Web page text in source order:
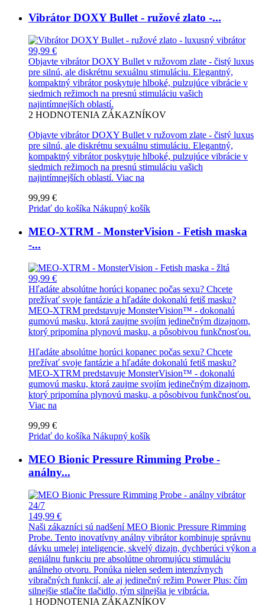
Vibrátor DOXY Bullet - ružové zlato -...
99,99 €
Objavte vibrátor DOXY Bullet v ružovom zlate - čistý luxus
pre silnú, ale diskrétnu sexuálnu stimuláciu. Elegantný,
kompaktný vibrátor poskytuje hlboké, pulzujúce vibrácie v
siedmich režimoch na presnú stimuláciu vašich
najintímnejších oblastí.
2 HODNOTENIA ZÁKAZNÍKOV
Objavte vibrátor DOXY Bullet v ružovom zlate - čistý luxus
pre silnú, ale diskrétnu sexuálnu stimuláciu. Elegantný,
kompaktný vibrátor poskytuje hlboké, pulzujúce vibrácie v
siedmich režimoch na presnú stimuláciu vašich
najintímnejších oblastí. Viac na
99,99 €
Pridať do košíka Nákupný košík
MEO-XTRM - MonsterVision - Fetish maska
-...
99,99 €
Hľadáte absolútne horúci kopanec počas sexu? Chcete
prežívať svoje fantázie a hľadáte dokonalú fetiš masku?
MEO-XTRM predstavuje MonsterVision™ - dokonalú
gumovú masku, ktorá zaujme svojím jedinečným dizajnom,
ktorý pripomína plynovú masku, a pôsobivou funkčnosťou.
Hľadáte absolútne horúci kopanec počas sexu? Chcete
prežívať svoje fantázie a hľadáte dokonalú fetiš masku?
MEO-XTRM predstavuje MonsterVision™ - dokonalú
gumovú masku, ktorá zaujme svojím jedinečným dizajnom,
ktorý pripomína plynovú masku, a pôsobivou funkčnosťou.
Viac na
99,99 €
Pridať do košíka Nákupný košík
MEO Bionic Pressure Rimming Probe -
análny...
149,99 €
Naši zákazníci sú nadšení MEO Bionic Pressure Rimming
Probe. Tento inovatívny análny vibrátor kombinuje správnu
dávku umelej inteligencie, skvelý dizajn, dychberúci výkon a
geniálnu funkciu pre absolútne ohromujúcu stimuláciu
análneho otvoru. Ponúka nielen sedem intenzívnych
vibračných funkcií, ale aj jedinečný režim Power Plus: čím
silnejšie stlačíte tlačidlo, tým silnejšia je vibrácia.
1 HODNOTENIA ZÁKAZNÍKOV